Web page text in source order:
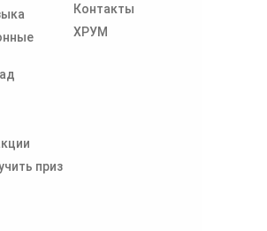
Контакты
ХРУМ
приз